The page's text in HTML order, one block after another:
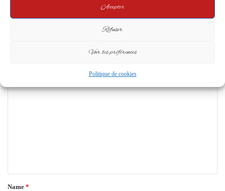
Accepter
Refuser
Voir les préférences
Politique de cookies
o
*
Name *